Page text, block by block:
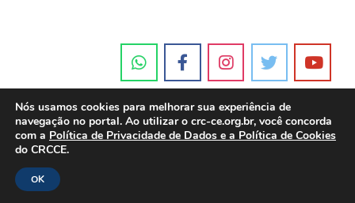
Nós usamos cookies para melhorar sua experiência de
navegação no portal. Ao utilizar o crc-ce.org.br, você concorda
com a Política de Privacidade de Dados e a Política de Cookies
do CRCCE.
OK